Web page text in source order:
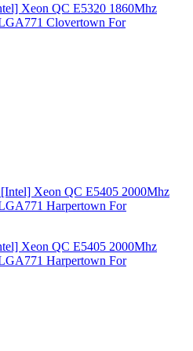
Xeon QC E5320 1860Mhz
Clovertown For
Xeon QC E5405 2000Mhz
Harpertown For